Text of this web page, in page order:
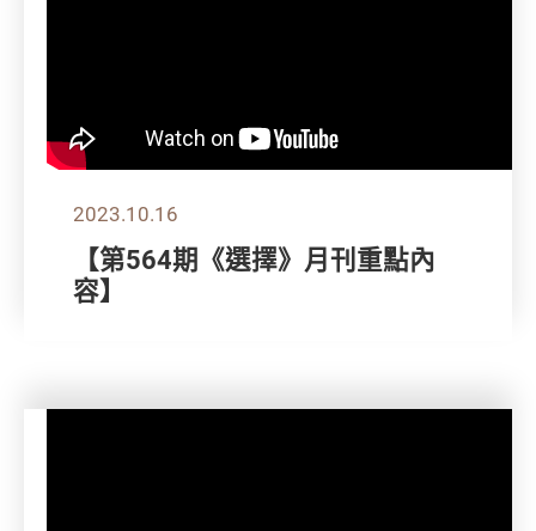
2023.10.16
【第564期《選擇》月刊重點內
容】